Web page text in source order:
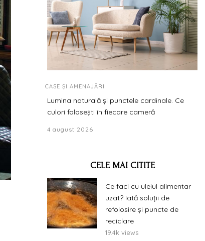
CASE ȘI AMENAJĂRI
Lumina naturală și punctele cardinale. Ce
culori folosești în fiecare cameră
4 august 2026
CELE MAI CITITE
Ce faci cu uleiul alimentar
uzat? Iată soluții de
refolosire și puncte de
reciclare
19.4k views